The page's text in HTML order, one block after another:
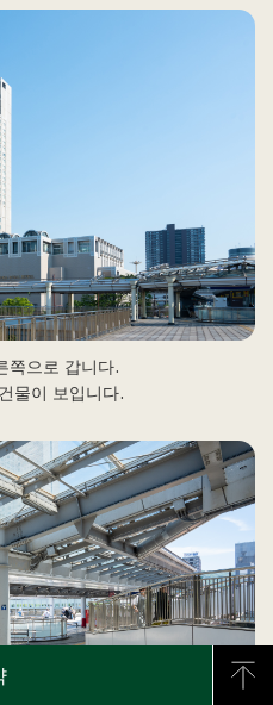
쪽으로 갑니다.
물이 보입니다.